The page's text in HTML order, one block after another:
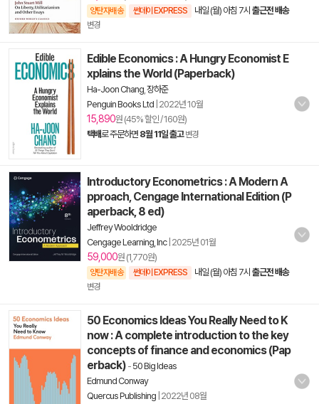
양탄자배송 썬데이 EXPRESS 내일 (월) 아침 7시 출근전 배송
변경
Edible Economics : A Hungry Economist E
xplains the World (Paperback)
Ha-Joon Chang 장하준
Penguin Books Ltd 2022년 10월
15,890원 (45% 할인 / 160원)
택배로 주문하면 8월 11일 출고 변경
Introductory Econometrics : A Modern A
pproach, Cengage International Edition (P
aperback, 8 ed)
Jeffrey Wooldridge
Cengage Learning, Inc| 2025년 01월
59,000원 (1,770원)
양탄자배송 썬데이 EXPRESS 내일 (월) 아침 7시 출근전 배송
변경
50 Economics Ideas You Really Need to K
now : A complete introduction to the key
concepts of finance and economics (Pap
erback) - 50 Big Ideas
Edmund Conway
Quercus Publishing 2022년 08월